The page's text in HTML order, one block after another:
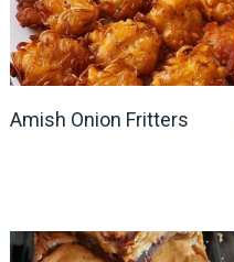
Amish Onion Fritters